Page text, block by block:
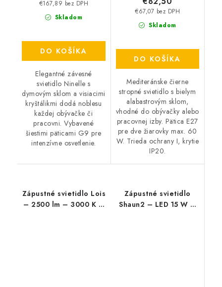
Skladom
€167,89 bez DPH
DO KOŠÍKA
Elegantné závesné
svietidlo Ninelle s
dymovým sklom a visiacimi
kryštálikmi dodá noblesu
každej obývačke či
pracovni. Vybavené
šiestimi päticami G9 pre
intenzívne osvetlenie.
Skladom
€67,07 bez DPH
DO KOŠÍKA
Mediteránske čierne
stropné svietidlo s bielym
alabastrovým sklom,
vhodné do obývačky alebo
pracovnej izby. Pätica E27
pre dve žiarovky max. 60
W. Trieda ochrany I, krytie
IP20.
Zápustné svietidlo Lois
– 2500 lm – 3000 K –
Zápustné svietidlo
Shaun2 – LED 15 W –